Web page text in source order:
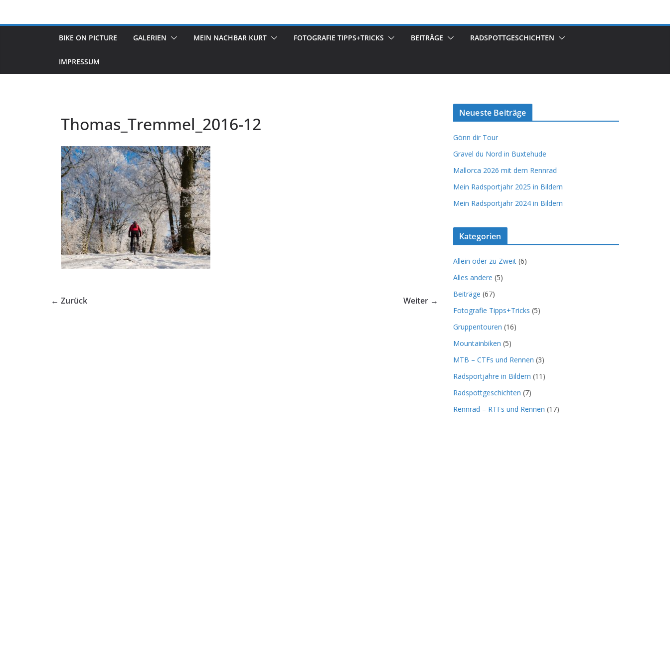
BIKE ON PICTURE GALERIEN MEIN NACHBAR KURT FOTOGRAFIE TIPPS+TRICKS BEITRÄGE RADSPOTTGESCHICHTEN
IMPRESSUM
Thomas_Tremmel_2016-12
← Zurück Weiter →
Neueste Beiträge
Gönn dir Tour
Gravel du Nord in Buxtehude
Mallorca 2026 mit dem Rennrad
Mein Radsportjahr 2025 in Bildern
Mein Radsportjahr 2024 in Bildern
Kategorien
Allein oder zu Zweit (6)
Alles andere (5)
Beiträge (67)
Fotografie Tipps+Tricks (5)
Gruppentouren (16)
Mountainbiken (5)
MTB – CTFs und Rennen (3)
Radsportjahre in Bildern (11)
Radspottgeschichten (7)
Rennrad – RTFs und Rennen (17)